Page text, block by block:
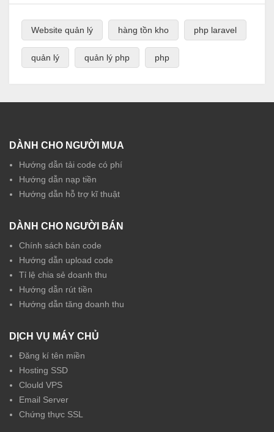
Website quản lý hàng tồn kho php laravel
quản lý quản lý php php
DÀNH CHO NGƯỜI MUA
Hướng dẫn tải code có phí
Hướng dẫn nạp tiền
Hướng dẫn hỗ trợ kĩ thuật
DÀNH CHO NGƯỜI BÁN
Chính sách bán code
Hướng dẫn upload code
Tỉ lệ chia sẻ doanh thu
Hướng dẫn rút tiền
Hướng dẫn tăng doanh thu
DỊCH VỤ MÁY CHỦ
Đăng kí tên miền
Hosting SSD
Clould VPS
Email Server
Chứng thực SSL